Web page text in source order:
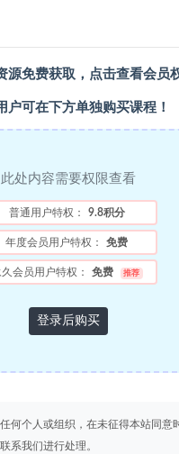
源免费获取， 点击查看会员
户可在下方单独购买课程！
此处内容需要权限查看
普通用户特权： 9.8积分
年度会员用户特权： 免费
久会员用户特权： 免费 推荐
登录后购买
何个人或组织，在未征得本站同
系我们进行处理。